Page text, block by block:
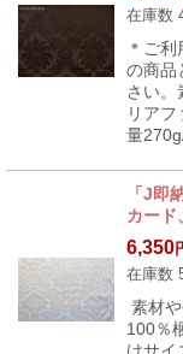
在庫数
＊ご
の商品
さい。
リア
量
「J即
カード
6,350
在庫数
素材
100％